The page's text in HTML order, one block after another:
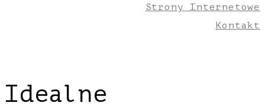
Strony Internetowe
Kontakt
Idealne